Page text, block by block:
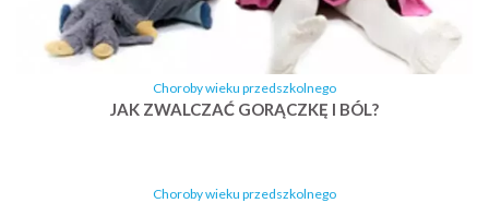
Choroby wieku przedszkolnego
JAK ZWALCZAĆ GORĄCZKĘ I BÓL?
Choroby wieku przedszkolnego